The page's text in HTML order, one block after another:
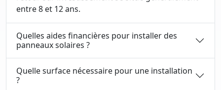
entre 8 et 12 ans.
Quelles aides financières pour installer des
panneaux solaires ?
Quelle surface nécessaire pour une installation
?